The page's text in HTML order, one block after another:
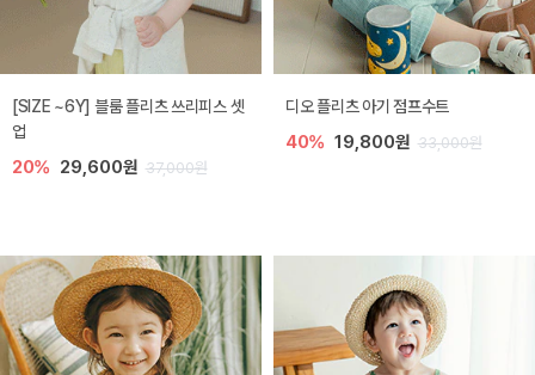
[SIZE ~6Y] 블룸 플리츠 쓰리피스 셋
업
20% 29,600원 37,000원
디오 플리츠 아기 점프수트
40% 19,800원 33,000원